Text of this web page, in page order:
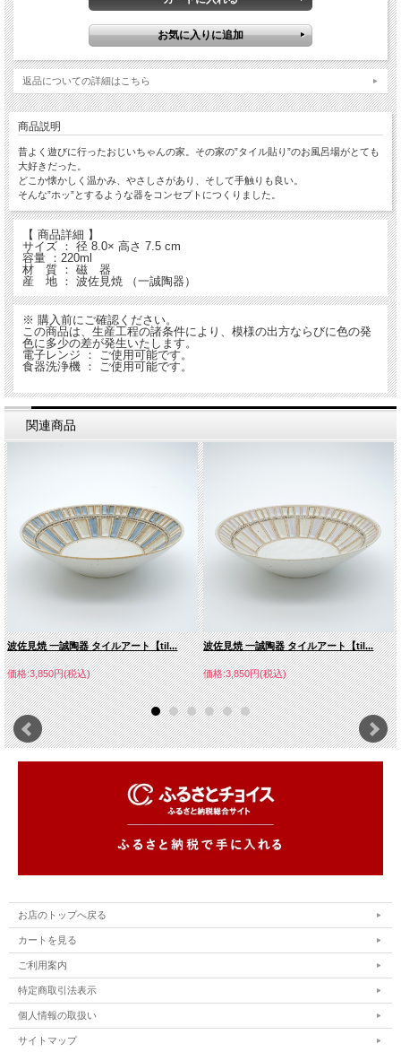
返品についての詳細はこちら
商品説明
昔よく遊びに行ったおじいちゃんの家。その家の”タイル貼り”のお風呂場がとても
大好きだった。
どこか懐かしく温かみ、やさしさがあり、そして手触りも良い。
そんな”ホッ”とするような器をコンセプトにつくりました。
【 商品詳細 】
サイズ ： 径 8.0× 高さ 7.5 cm
容量 ：220ml
材 質 ： 磁 器
産 地 ： 波佐見焼 （一誠陶器）
※ 購入前にご確認ください。
この商品は、生産工程の諸条件により、模様の出方ならびに色の発
色に多少の差が発生いたします。
電子レンジ ： ご使用可能です。
食器洗浄機 ： ご使用可能です。
関連商品
波佐見焼 一誠陶器 タイルアート【til...
価格:3,850円(税込)
波佐見焼 一誠陶器 タイルアート【til...
価格:3,850円(税込)
お店のトップへ戻る
カートを見る
ご利用案内
特定商取引法表示
個人情報の取扱い
サイトマップ